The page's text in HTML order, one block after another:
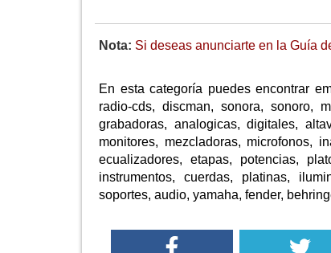
Nota: Si deseas anunciarte en la Guía
En esta categoría puedes encontrar
radio-cds, discman, sonora, sonoro,
grabadoras, analogicas, digitales,
monitores, mezcladoras, microfonos,
ecualizadores, etapas, potencias,
instrumentos, cuerdas, platinas,
soportes, audio, yamaha, fender,